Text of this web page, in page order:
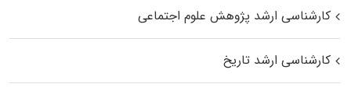
کارشناسی ارشد پژوهش علوم اجتماعی
کارشناسی ارشد تاریخ